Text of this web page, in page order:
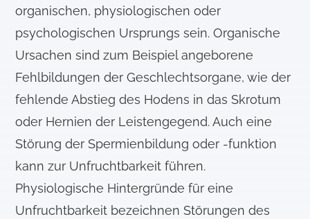
organischen, physiologischen oder
psychologischen Ursprungs sein. Organische
Ursachen sind zum Beispiel angeborene
Fehlbildungen der Geschlechtsorgane, wie der
fehlende Abstieg des Hodens in das Skrotum
oder Hernien der Leistengegend. Auch eine
Störung der Spermienbildung oder -funktion
kann zur Unfruchtbarkeit führen.
Physiologische Hintergründe für eine
Unfruchtbarkeit bezeichnen Störungen des